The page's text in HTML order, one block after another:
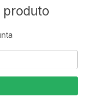
produto